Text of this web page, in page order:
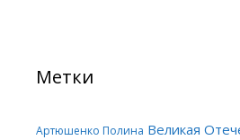
Метки
Артюшенко Полина Великая